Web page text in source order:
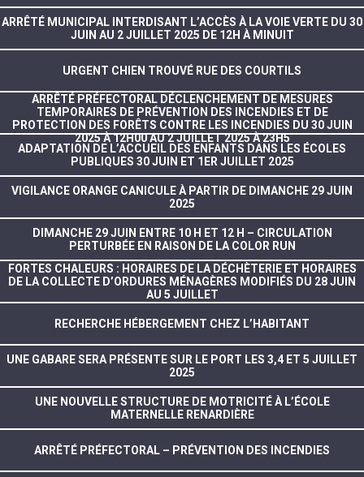
ARRÊTÉ MUNICIPAL INTERDISANT L’ACCÈS À LA VOIE VERTE DU 30
JUIN AU 2 JUILLET 2025 DE 12H À MINUIT
URGENT CHIEN TROUVÉ RUE DES COURTILS
ARRÊTÉ PRÉFECTORAL DÉCLENCHEMENT DE MESURES
TEMPORAIRES DE PRÉVENTION DES INCENDIES ET DE
PROTECTION DES FORÊTS CONTRE LES INCENDIES DU 30 JUIN
2025 À 12H00 AU 2 JUILLET 2025 À 23H5
ADAPTATION DE L’ACCUEIL DES ENFANTS DANS LES ÉCOLES
PUBLIQUES 30 JUIN ET 1ER JUILLET 2025
VIGILANCE ORANGE CANICULE À PARTIR DE DIMANCHE 29 JUIN
2025
DIMANCHE 29 JUIN ENTRE 10 H ET 12 H – CIRCULATION
PERTURBÉE EN RAISON DE LA COLOR RUN
FORTES CHALEURS : HORAIRES DE LA DÉCHÈTERIE ET HORAIRES
DE LA COLLECTE D’ORDURES MÉNAGÈRES MODIFIÉS DU 28 JUIN
AU 5 JUILLET
RECHERCHE HÉBERGEMENT CHEZ L’HABITANT
UNE GABARE SERA PRÉSENTE SUR LE PORT LES 3,4 ET 5 JUILLET
2025
UNE NOUVELLE STRUCTURE DE MOTRICITÉ À L’ÉCOLE
MATERNELLE RENARDIÈRE
ARRÊTÉ PRÉFECTORAL – PRÉVENTION DES INCENDIES